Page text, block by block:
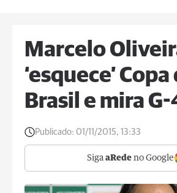
Marcelo
‘esquece’ Copa
Brasil e mira
Publicado: 01/11/2015, 13:33
Siga aRede no Google